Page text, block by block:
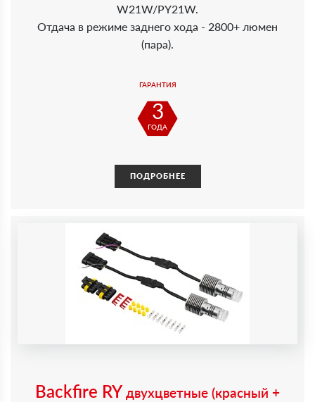
W21W/PY21W.
Отдача в режиме заднего хода - 2800+ люмен
(пара).
ГАРАНТИЯ
3
ГОДА
ПОДРОБНЕЕ
Backfire RYдвухцветные (красный +